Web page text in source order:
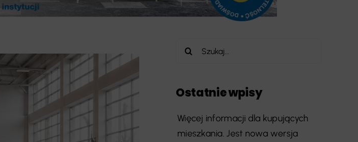
Szukaj
Ostatnie wpisy
Więcej informacji dla kupujących
mieszkania. Jest nowa wersja